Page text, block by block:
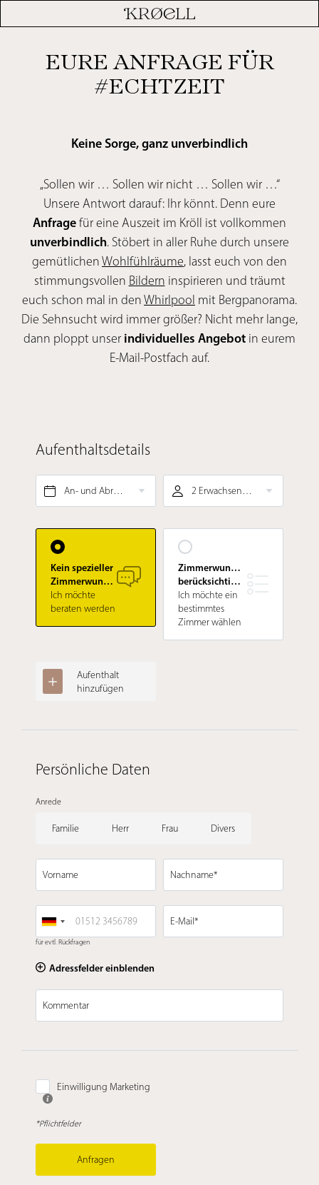
EURE ANFRAGE FÜR
#ECHTZEIT
Keine Sorge, ganz unverbindlich
„Sollen wir … Sollen wir nicht … Sollen wir …“
Unsere Antwort darauf: Ihr könnt. Denn eure
Anfragefür eine Auszeit im Kröll ist vollkommen
unverbindlich. Stöbert in aller Ruhe durch unsere
gemütlichenWohlfühlräume, lasst euch von den
stimmungsvollen Bildern inspirieren und träumt
euch schon mal in denWhirlpool mit Bergpanorama.
Die Sehnsucht wird immer größer? Nicht mehr lange,
dann ploppt unser individuelles Angebot in eurem
E-Mail-Postfach auf.
Aufenthaltsdetails
An- und Abreise* 2 Erwachsene, ¾-Verwöhnpension
Kein spezieller
Zimmerwunsch
Ich möchte
beraten werden
Zimmerwunsch
berücksichtigen
Ich möchte ein
bestimmtes
Zimmer wählen
Aufenthalt
hinzufügen
Persönliche Daten
Anrede
Familie Herr Frau Divers
Vorname Nachname*
für evtl. Rückfragen
E-Mail*
Adressfelder einblenden
Kommentar
Einwilligung Marketing
*Pflichtfelder
Anfragen